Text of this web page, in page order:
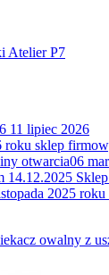
Atelier P7
11 lipiec 2026
roku sklep
otwarcia06
14.12.2025
2025
owalny z